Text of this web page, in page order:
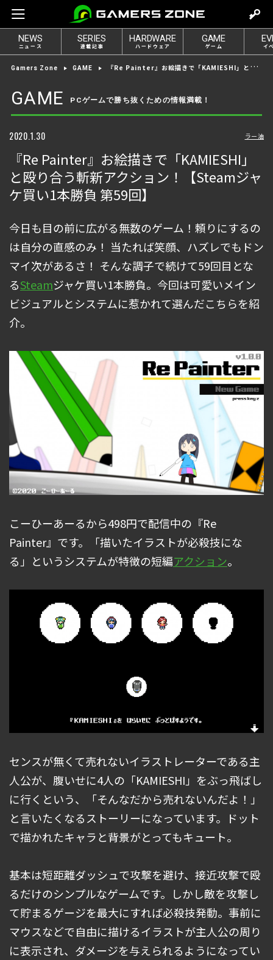
e
t
o
n
NEWS
ニュース
SERIES
連載記事
HARDWARE
ハードウェア
GAME
ゲーム イ
Gamers Zone GAME 『Re Painter』お絵描きで「KAMIESHI」と殴り合う斬新アクション！【Steamジャケ買い1本勝負 第59回】
GAME PCゲームで勝ち抜くための情報満載！
2020.1.30 ラー油
『Re Painter』お絵描きで「KAMIESHI」
と殴り合う斬新アクション！【Steamジャ
ケ買い1本勝負 第59回】
今日も目の前に広がる無数のゲーム！頼りにするの
は自分の直感のみ！ 当たれば笑顔、ハズレでもドン
マイ次があるさ！ そんな調子で続けて59回目とな
るSteamジャケ買い1本勝負。今回は可愛いメイン
ビジュアルとシステムに惹かれて選んだこちらを紹
介。
こーひーあーるから498円で配信中の『Re
Painter』です。「描いたイラストが必殺技にな
る」というシステムが特徴の短編アクション。
センスが無くて売れないイラストレーターである主
人公が、腹いせに4人の「KAMIESHI」をぶっ飛ばし
に行くという、「そんなだから売れないんだよ！」
と言いたくなるストーリーになっています。ドット
で描かれたキャラと背景がとってもキュート。
基本は短距離ダッシュで攻撃を避け、接近攻撃で殴
るだけのシンプルなゲームです。しかし敵を攻撃し
て貯まるゲージを最大にすれば必殺技発動。事前に
マウスなどで自由に描けるイラストが主人公の周り
に表示され、ダメージを与えられるようになってい